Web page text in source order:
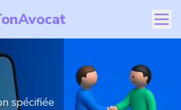
spécifiée